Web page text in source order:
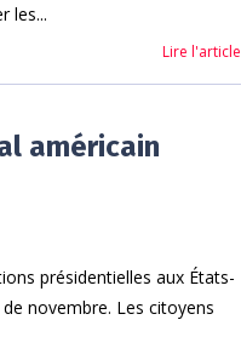
les...
Lire l'article
américain
présidentielles aux États-
novembre. Les citoyens